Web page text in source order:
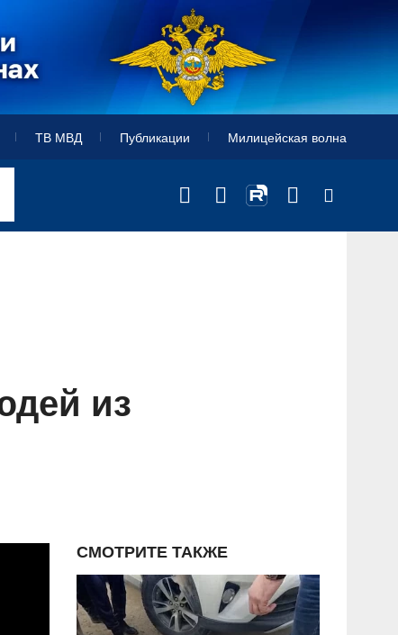
ТВ МВД Публикации Милицейская волна
из
СМОТРИТЕ ТАКЖЕ